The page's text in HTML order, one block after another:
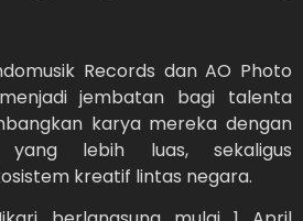
Records dan AO Photo
jembatan bagi talenta
karya mereka dengan
yang lebih luas, sekaligus
kreatif lintas negara.